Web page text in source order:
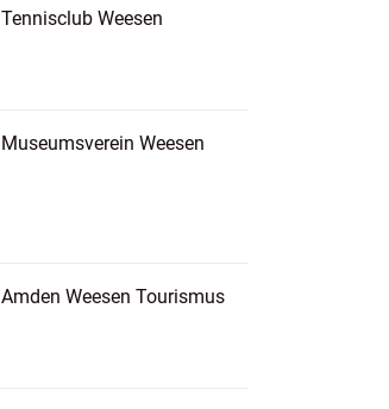
Tennisclub Weesen
Museumsverein Weesen
Amden Weesen Tourismus